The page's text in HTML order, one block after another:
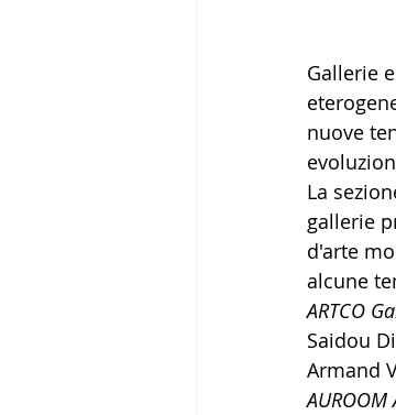
Gallerie
nuove
La
gallerie
d'arte
alcune
ARTCO
Saidou
Armand
AUROOM